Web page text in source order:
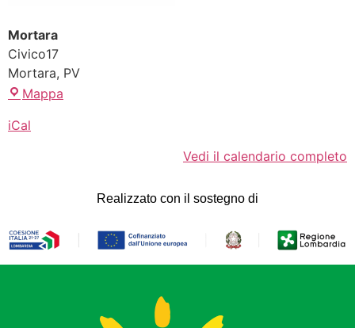
Mortara
Civico17
Mortara, PV
Mappa
iCal
Vedi il calendario completo
Realizzato con il sostegno di